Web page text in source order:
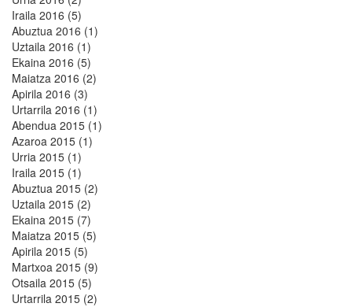
Iraila 2016 (5)
Abuztua 2016 (1)
Uztaila 2016 (1)
Ekaina 2016 (5)
Maiatza 2016 (2)
Apirila 2016 (3)
Urtarrila 2016 (1)
Abendua 2015 (1)
Azaroa 2015 (1)
Urria 2015 (1)
Iraila 2015 (1)
Abuztua 2015 (2)
Uztaila 2015 (2)
Ekaina 2015 (7)
Maiatza 2015 (5)
Apirila 2015 (5)
Martxoa 2015 (9)
Otsaila 2015 (5)
Urtarrila 2015 (2)